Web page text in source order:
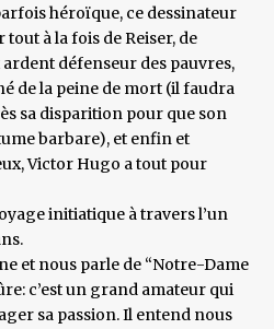
héroïque, ce dessinateur
à la fois de Reiser, de
ardent défenseur des pauvres,
de la peine de mort (il faudra
sa disparition pour que son
barbare), et enfin et
Victor Hugo a tout pour
initiatique à travers l’un
et nous parle de “Notre-Dame
c’est un grand amateur qui
sa passion. Il entend nous